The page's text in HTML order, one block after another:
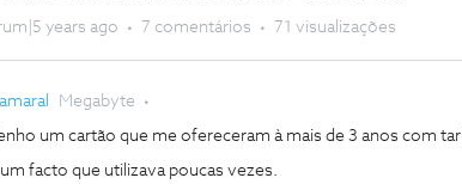
years ago 7 comentários 71 visualizações
Megabyte
um cartão que me ofereceram à mais de 3 anos com
um facto que utilizava poucas vezes.